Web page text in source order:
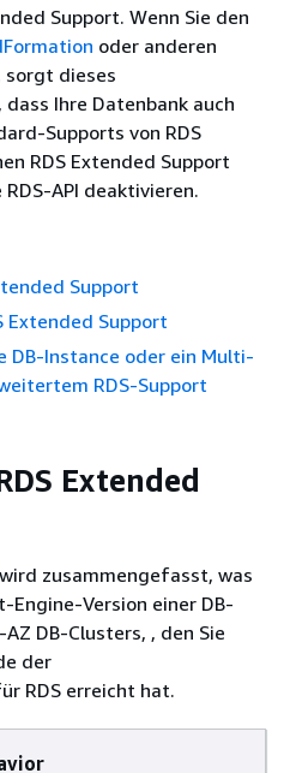
Support. Wenn Sie den
oder anderen
sorgt dieses
Ihre Datenbank auch
Supports von RDS
RDS Extended Support
RDS-API deaktivieren.
Support
Extended Support
DB-Instance oder ein Multi-
RDS-Support
Extended
zusammengefasst, was
Engine-Version einer DB-
DB-Clusters, , den Sie
der
RDS erreicht hat.